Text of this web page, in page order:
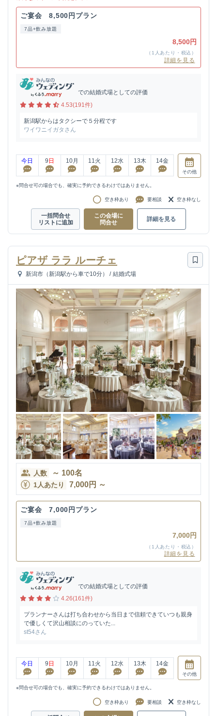
ご宴会 8,500円プラン
7品+飲み放題
8,500円
（1人あたり・税込）
詳細を見る
での結婚式場としての評価
4.53(191件)
新潟駅からはタクシーで５分程です
ワイワニイガタさん
今日 9 日 10月 11火 12水 13木 14金
その他
※問合せ可の場合でも、確実に予約できるわけではありません。
空き枠あり 要相談 空き枠なし
一括問合せ
リストに追加
この会場に
問合せ
詳細を見る
ピアザ ララ ルーチェ
新潟市（新潟駅から車で10分） / 結婚式場
人数 ～ 100名
1人あたり 7,000円 ～
ご宴会 7,000円プラン
7品+飲み放題
7,000円
（1人あたり・税込）
詳細を見る
での結婚式場としての評価
4.26(161件)
プランナーさんは打ち合わせから当日まで信頼できていつも親身
で優しくて沢山相談にのっていた...
st54さん
今日 9 日 10月 11火 12水 13木 14金
その他
※問合せ可の場合でも、確実に予約できるわけではありません。
空き枠あり 要相談 空き枠なし